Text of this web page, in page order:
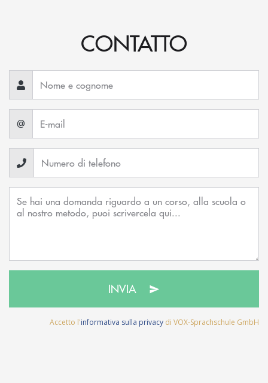
CONTATTO
@
INVIA
Accetto l'informativa sulla privacy di VOX-Sprachschule GmbH